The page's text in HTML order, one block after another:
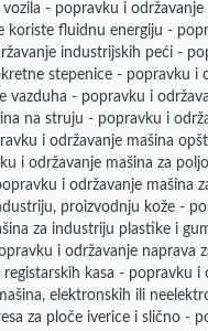
- popravku i
koriste fluidnu energiju -
industrijskih peći -
stepenice - popravku i
vazduha - popravku i
na struju - popravku i
i održavanje mašina
i održavanje mašina za
i održavanje mašina
proizvodnju kože -
za industriju plastike i
i održavanje naprava
kasa - popravku i
elektronskih ili
za ploče iverice i slično -